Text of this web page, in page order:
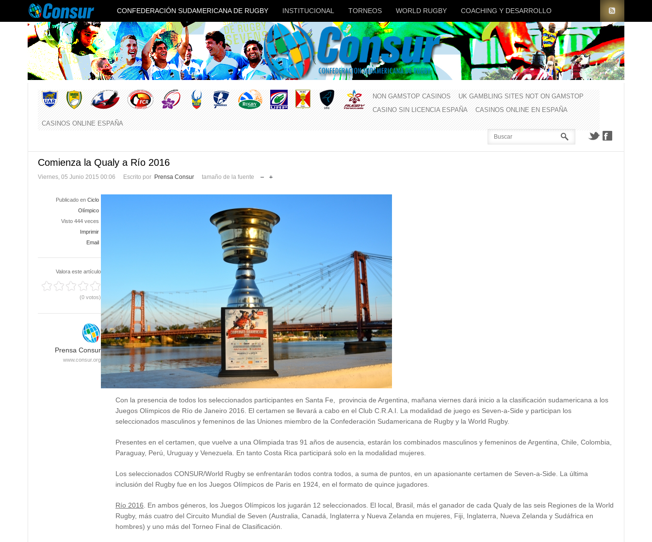
CONFEDERACIÓN SUDAMERICANA DE RUGBY INSTITUCIONAL TORNEOS WORLD RUGBY COACHING Y DESARROLLO
NON GAMSTOP CASINOS
UK GAMBLING SITES NOT ON GAMSTOP
CASINO SIN LICENCIA ESPAÑA
CASINOS ONLINE EN ESPAÑA
CASINOS ONLINE ESPAÑA
Comienza la Qualy a Río 2016
Viernes, 05 Junio 2015 00:06 Escrito por Prensa Consur tamaño de la fuente
Publicado en Ciclo
Olímpico
Visto 444 veces
Imprimir
Email
Valora este artículo
(0 votos)
Prensa Consur
www.consur.org
Con la presencia de todos los seleccionados participantes en Santa Fe, provincia de Argentina, mañana viernes dará inicio a la clasificación sudamericana a los
Juegos Olímpicos de Río de Janeiro 2016. El certamen se llevará a cabo en el Club C.R.A.I. La modalidad de juego es Seven-a-Side y participan los
seleccionados masculinos y femeninos de las Uniones miembro de la Confederación Sudamericana de Rugby y la World Rugby.
Presentes en el certamen, que vuelve a una Olimpiada tras 91 años de ausencia, estarán los combinados masculinos y femeninos de Argentina, Chile, Colombia,
Paraguay, Perú, Uruguay y Venezuela. En tanto Costa Rica participará solo en la modalidad mujeres.
Los seleccionados CONSUR/World Rugby se enfrentarán todos contra todos, a suma de puntos, en un apasionante certamen de Seven-a-Side. La última
inclusión del Rugby fue en los Juegos Olímpicos de Paris en 1924, en el formato de quince jugadores.
Río 2016 . En ambos géneros, los Juegos Olímpicos los jugarán 12 seleccionados. El local, Brasil, más el ganador de cada Qualy de las seis Regiones de la World
Rugby, más cuatro del Circuito Mundial de Seven (Australia, Canadá, Inglaterra y Nueva Zelanda en mujeres, Fiji, Inglaterra, Nueva Zelanda y Sudáfrica en
hombres) y uno más del Torneo Final de Clasificación.